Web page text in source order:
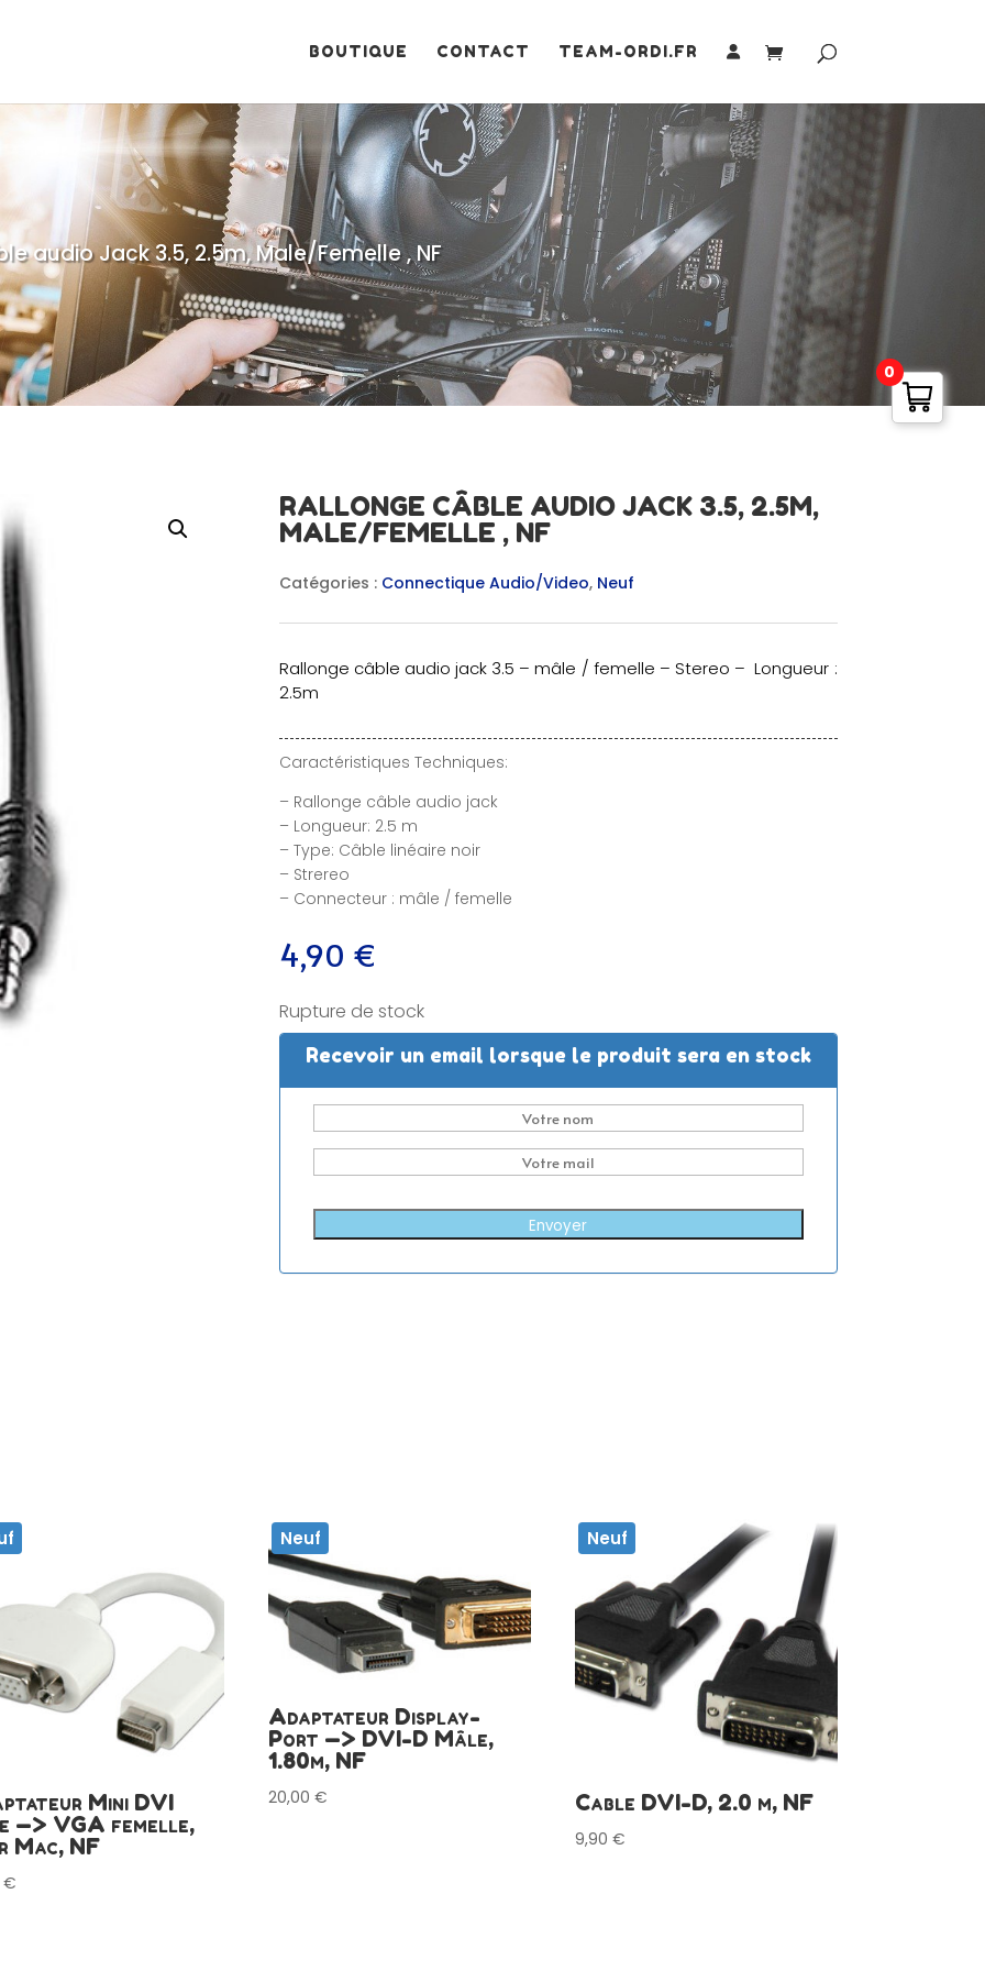
BOUTIQUE CONTACT TEAM-ORDI.FR
audio Jack 3.5, 2.5m, Male/Femelle , NF
RALLONGE CÂBLE AUDIO JACK 3.5, 2.5M,
MALE/FEMELLE , NF
Catégories : Connectique Audio/Video, Neuf
Rallonge câble audio jack 3.5 – mâle / femelle – Stereo – Longueur :
2.5m
Caractéristiques Techniques:
– Rallonge câble audio jack
– Longueur: 2.5 m
– Type: Câble linéaire noir
– Strereo
– Connecteur : mâle / femelle
4,90 €
Rupture de stock
Recevoir un email lorsque le produit sera en stock
Envoyer
Mini DVI
—> VGA femelle,
Mac, NF
€
Neuf
Adaptateur Display-
Port —> DVI-D Mâle,
1.80m, NF
20,00€
Neuf
Cable DVI-D, 2.0 m, NF
9,90€
0